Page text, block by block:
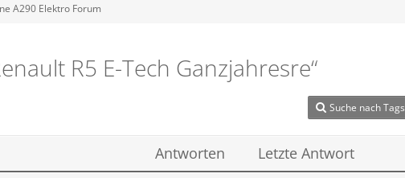
A290 Elektro Forum
R5 E-Tech Ganzjahresre“
Suche nach Tags
Antworten
Letzte Antwort